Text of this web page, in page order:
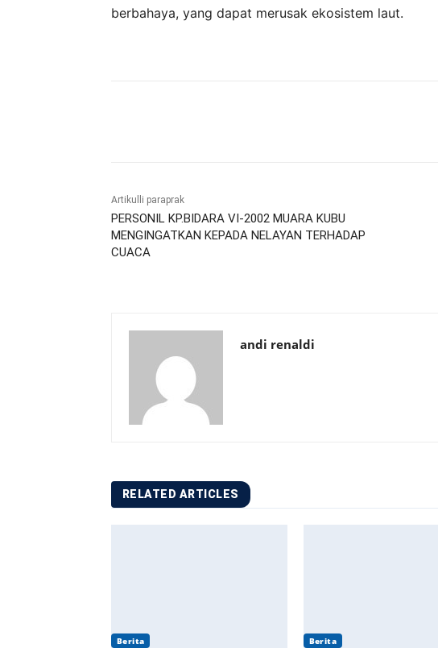
berbahaya, yang dapat merusak ekosistem laut.
Artikulli paraprak
PERSONIL KP.BIDARA VI-2002 MUARA KUBU
MENGINGATKAN KEPADA NELAYAN TERHADAP
CUACA
andi renaldi
RELATED ARTICLES
Berita Berita